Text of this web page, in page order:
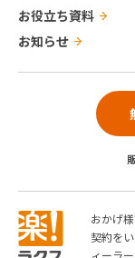
お役立ち資料
お知らせ
おかげ
契約を
ィーラ